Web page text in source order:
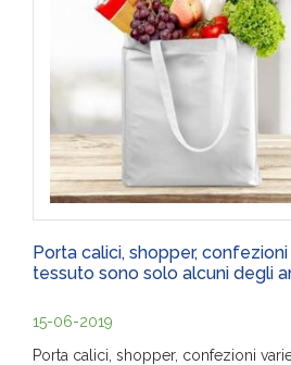
Porta calici, shopper,
tessuto sono solo alcuni degli
15-06-2019
Porta calici, shopper, confezioni